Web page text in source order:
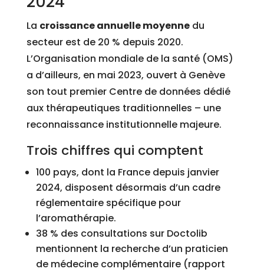
La croissance annuelle moyennedu
secteur est de 20 % depuis 2020.
L’Organisation mondiale de la santé (OMS)
a d’ailleurs, en mai 2023, ouvert à Genève
son tout premier Centre de données dédié
aux thérapeutiques traditionnelles – une
reconnaissance institutionnelle majeure.
Trois chiffres qui comptent
100 pays, dont la France depuis janvier
2024, disposent désormais d’un cadre
réglementaire spécifique pour
l’aromathérapie.
38 % des consultations sur Doctolib
mentionnent la recherche d’un praticien
de médecine complémentaire (rapport